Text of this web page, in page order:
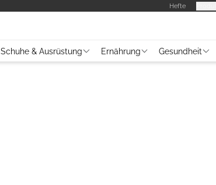
Hefte
Schuhe & Ausrüstung Ernährung Gesundheit